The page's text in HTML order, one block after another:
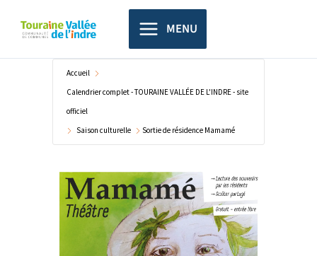
principal
MENU
Accueil
Calendrier complet - TOURAINE VALLÉE DE L'INDRE - site
officiel
Saison culturelle
Sortie de résidence Mamamé